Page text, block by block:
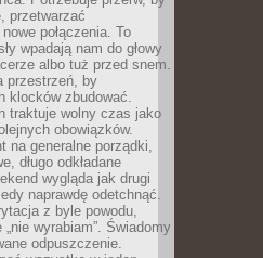
przetwarzać
połączenia. To
wpadają nam do głowy
albo tuż przed snem.
przestrzeń, by
klocków zbudować.
traktuje wolny czas jako
obowiązków.
na generalne porządki,
długo odkładane
wygląda jak drugi
naprawdę odetchnąć.
z byle powodu,
wyrabiam”. Świadomy
odpuszczenie.